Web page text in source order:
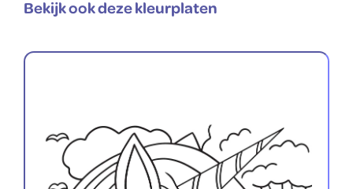
Bekijk ook deze kleurplaten